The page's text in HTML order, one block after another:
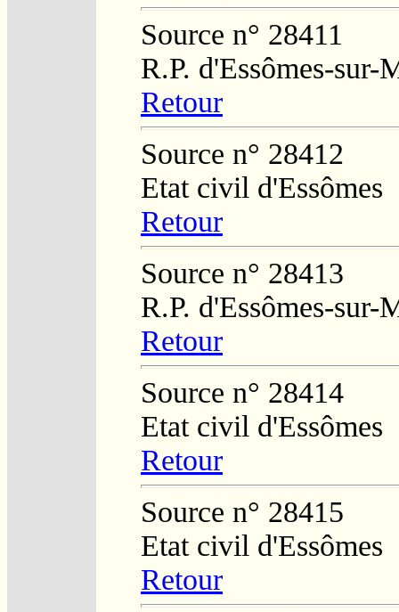
Source n° 28411
R.P. d'Essômes-sur-
Retour
Source n° 28412
Etat civil d'Essômes
Retour
Source n° 28413
R.P. d'Essômes-sur-
Retour
Source n° 28414
Etat civil d'Essômes
Retour
Source n° 28415
Etat civil d'Essômes
Retour